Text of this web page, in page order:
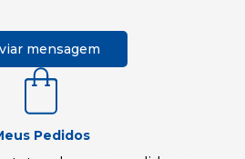
mensagem
Pedidos